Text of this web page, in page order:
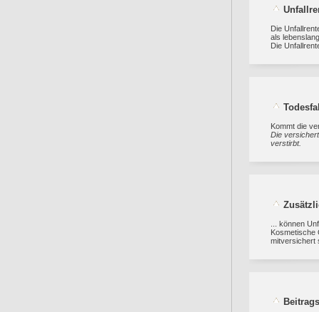
Die
als
Die
Kommt die
Die
verstirbt.
... können
Kosmetische
mitversichert